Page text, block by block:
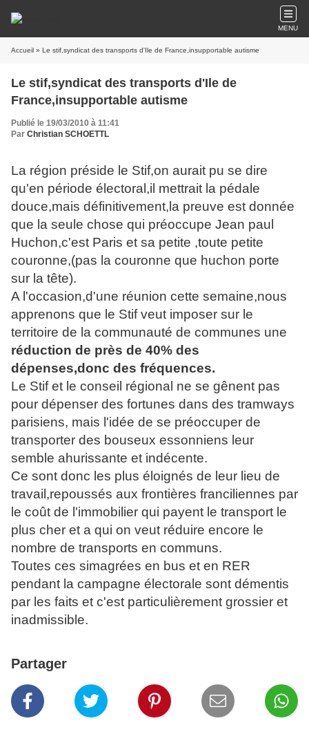
MENU
Accueil » Le stif,syndicat des transports d'Ile de France,insupportable autisme
Le stif,syndicat des transports d'Ile de
France,insupportable autisme
Publié le 19/03/2010 à 11:41
Par Christian SCHOETTL
La région préside le Stif,on aurait pu se dire
qu'en période électoral,il mettrait la pédale
douce,mais définitivement,la preuve est donnée
que la seule chose qui préoccupe Jean paul
Huchon,c'est Paris et sa petite ,toute petite
couronne,(pas la couronne que huchon porte
sur la tête).
A l'occasion,d'une réunion cette semaine,nous
apprenons que le Stif veut imposer sur le
territoire de la communauté de communes une
réduction de près de 40% des
dépenses,donc des fréquences.
Le Stif et le conseil régional ne se gênent pas
pour dépenser des fortunes dans des tramways
parisiens, mais l'idée de se préoccuper de
transporter des bouseux essonniens leur
semble ahurissante et indécente.
Ce sont donc les plus éloignés de leur lieu de
travail,repoussés aux frontières franciliennes par
le coût de l'immobilier qui payent le transport le
plus cher et a qui on veut réduire encore le
nombre de transports en communs.
Toutes ces simagrées en bus et en RER
pendant la campagne électorale sont démentis
par les faits et c'est particulièrement grossier et
inadmissible.
Partager